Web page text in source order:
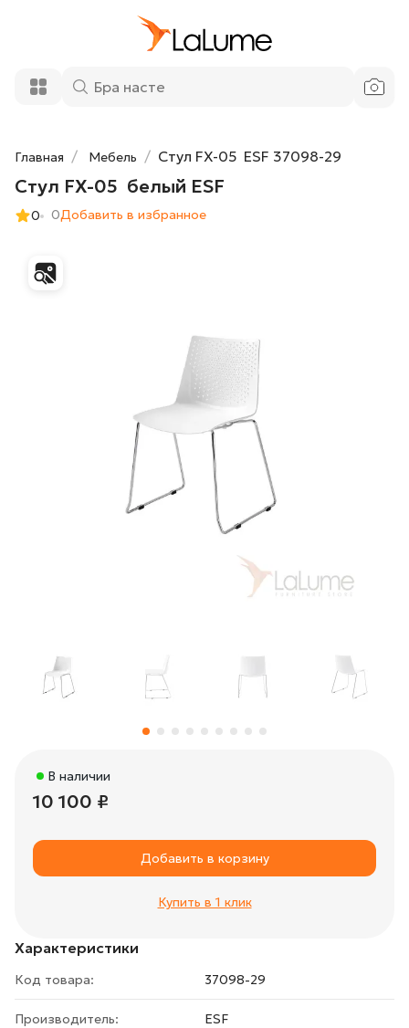
Главная Мебель Стул FX-05 ESF 37098-29
Стул FX-05 белый ESF
0 0Добавить в избранное
Характеристики
Код товара: 37098-29
Производитель: ESF
В наличии
10 100 ₽
Добавить в корзину
Купить в 1 клик
Стул FX-05 белый ESF